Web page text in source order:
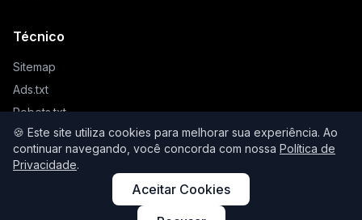
🍪 Este site utiliza cookies para melhorar sua experiência. Ao
continuar navegando, você concorda com nossa Política de
Privacidade.
Aceitar Cookies
Técnico
Sitemap
Ads.txt
Robots.txt
Llms.txt
© 2026 Higienista. Todos os direitos reservados.